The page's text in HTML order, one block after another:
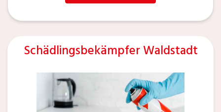
Schädlingsbekämpfer Waldstadt